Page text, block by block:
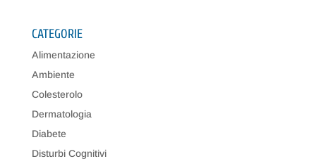
CATEGORIE
Alimentazione
Ambiente
Colesterolo
Dermatologia
Diabete
Disturbi Cognitivi